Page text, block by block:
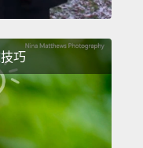
微營養素粉。
們使用容易且
養素粉能產生
巧